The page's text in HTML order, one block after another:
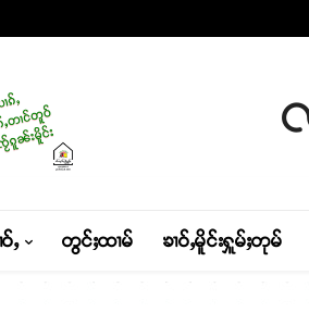
ဝ်ႇ တွင်ႈထၢမ် ၶၢဝ်ႇမိူင်းႁူမ်ႈတုမ်